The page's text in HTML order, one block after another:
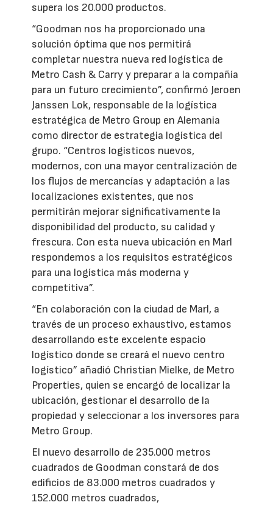
supera los 20.000 productos.
“Goodman nos ha proporcionado una
solución óptima que nos permitirá
completar nuestra nueva red logística de
Metro Cash & Carry y preparar a la compañía
para un futuro crecimiento”, confirmó Jeroen
Janssen Lok, responsable de la logística
estratégica de Metro Group en Alemania
como director de estrategia logística del
grupo. “Centros logísticos nuevos,
modernos, con una mayor centralización de
los flujos de mercancías y adaptación a las
localizaciones existentes, que nos
permitirán mejorar significativamente la
disponibilidad del producto, su calidad y
frescura. Con esta nueva ubicación en Marl
respondemos a los requisitos estratégicos
para una logística más moderna y
competitiva”.
“En colaboración con la ciudad de Marl, a
través de un proceso exhaustivo, estamos
desarrollando este excelente espacio
logístico donde se creará el nuevo centro
logístico” añadió Christian Mielke, de Metro
Properties, quien se encargó de localizar la
ubicación, gestionar el desarrollo de la
propiedad y seleccionar a los inversores para
Metro Group.
El nuevo desarrollo de 235.000 metros
cuadrados de Goodman constará de dos
edificios de 83.000 metros cuadrados y
152.000 metros cuadrados,